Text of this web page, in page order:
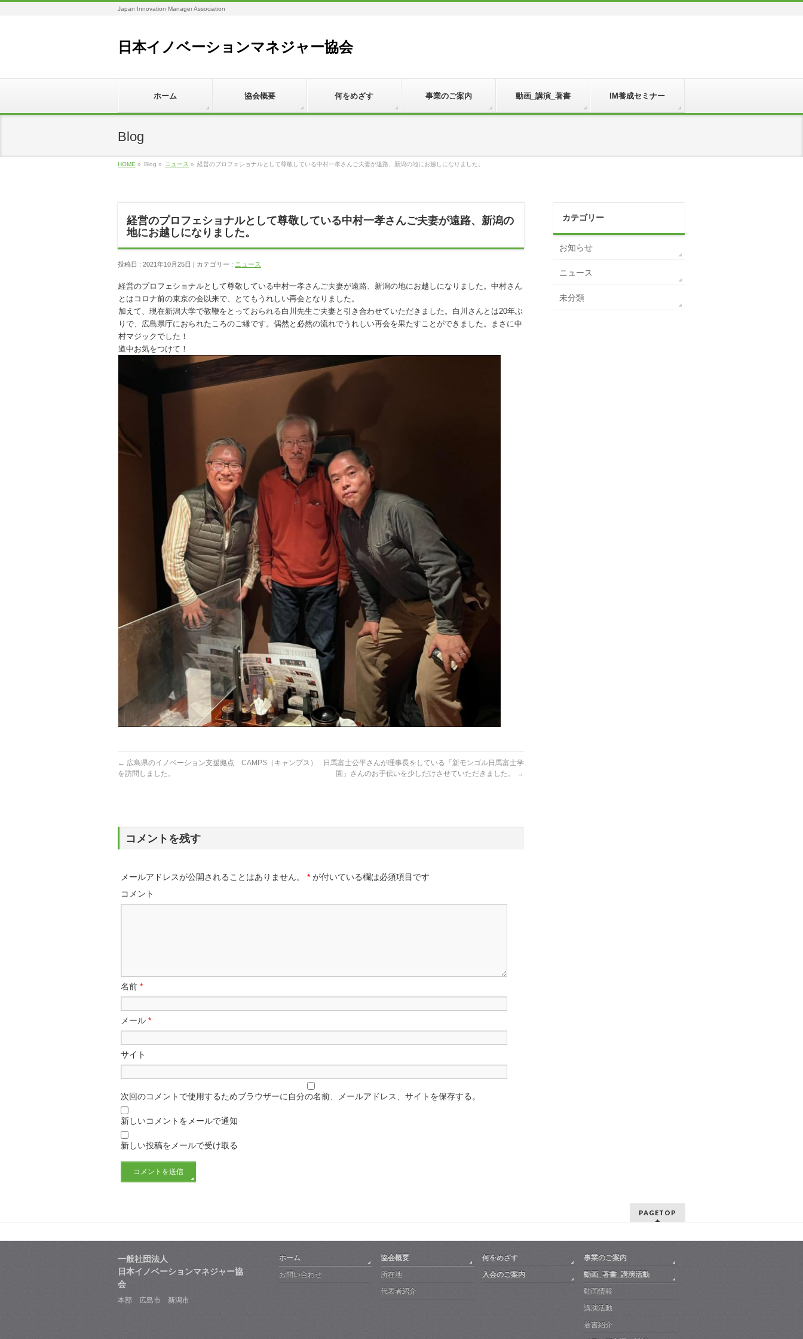
Japan Innovation Manager Association
日本イノベーションマネジャー協会
ホーム 協会概要 何をめざす 事業のご案内 動画_講演_著書 IM養成セミナー
Blog
HOME » Blog » ニュース » 経営のプロフェショナルとして尊敬している中村一孝さんご夫妻が遠路、新潟の地にお越しになりました。
経営のプロフェショナルとして尊敬している中村一孝さんご夫妻が遠路、新潟の
地にお越しになりました。
投稿日 : 2021年10月25日 | カテゴリー : ニュース
経営のプロフェショナルとして尊敬している中村一孝さんご夫妻が遠路、新潟の地にお越しになりました。中村さん
とはコロナ前の東京の会以来で、とてもうれしい再会となりました。
加えて、現在新潟大学で教鞭をとっておられる白川先生ご夫妻と引き合わせていただきました。白川さんとは20年ぶ
りで、広島県庁におられたころのご縁です。偶然と必然の流れでうれしい再会を果たすことができました。まさに中
村マジックでした！
道中お気をつけて！
← 広島県のイノベーション支援拠点 CAMPS（キャンプス）
を訪問しました。
日馬富士公平さんが理事長をしている「新モンゴル日馬富士学
園」さんのお手伝いを少しだけさせていただきました。
→
コメントを残す
メールアドレスが公開されることはありません。 * が付いている欄は必須項目です
コメント
名前 *
メール *
サイト
次回のコメントで使用するためブラウザーに自分の名前、メールアドレス、サイトを保存する。
新しいコメントをメールで通知
新しい投稿をメールで受け取る
カテゴリー
お知らせ
ニュース
未分類
PAGETOP
一般社団法人
日本イノベーションマネジャー協
会
本部 広島市 新潟市
ホーム
お問い合わせ
協会概要
所在地
代表者紹介
何をめざす
事業のご案内
入会のご案内
動画_著書_講演活動
動画情報
講演活動
著書紹介